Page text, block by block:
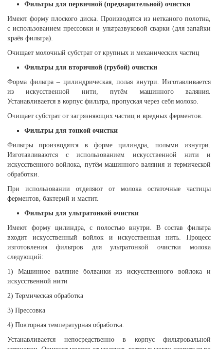
Фильтры для первичной (предварительной) очистки
Имеют форму плоского диска. Производятся из нетканого полотна,
с использованием прессовки и ультразвуковой сварки (для запайки
краёв фильтра).
Очищает молочный субстрат от крупных и механических частиц
Фильтры для вторичной (грубой) очистки
Форма фильтра – цилиндрическая, полая внутри. Изготавливается
из искусственной нити, путём машинного валяния.
Устанавливается в корпус фильтра, пропуская через себя молоко.
Очищает субстрат от загрязняющих частиц и вредных ферментов.
Фильтры для тонкой очистки
Фильтры производятся в форме цилиндра, полыми изнутри.
Изготавливаются с использованием искусственной нити и
искусственного войлока, путём машинного валяния и термической
обработки.
При использовании отделяют от молока остаточные частицы
ферментов, бактерий и мастит.
Фильтры для ультратонкой очистки
Имеют форму цилиндра, с полостью внутри. В состав фильтра
входит искусственный войлок и искусственная нить. Процесс
изготовления фильтров для ультратонкой очистки молока
следующий:
1) Машинное валяние болванки из искусственного войлока и
искусственной нити
2) Термическая обработка
3) Прессовка
4) Повторная температурная обработка.
Устанавливается непосредственно в корпус фильтровальной